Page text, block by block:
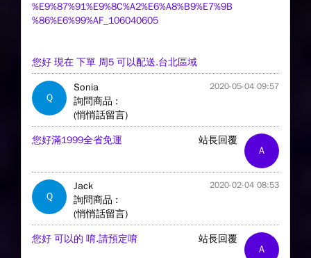
%E9%87%91%E9%8C%A2%E6%A8%B9%E7%9B
%86%E6%99%AF_106040605
您好 現在 下單 周5 可以配送.台北區域
Q
Sonia 2020-05-04 09:57
詢問商品 :
(悄悄話留言)
A
站長回覆
您好滿1999全省免運
Q
Jack 2020-02-04 08:53
詢問商品 :
(悄悄話留言)
A
站長回覆
您好 可以的 唷.請預定唷